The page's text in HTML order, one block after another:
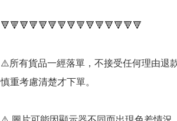
🔻🔻🔻🔻🔻🔻🔻🔻🔻🔻🔻🔻🔻🔻🔻
⚠️所有貨品一經落單，不接受任何理由退
慎重考慮清楚才下單。